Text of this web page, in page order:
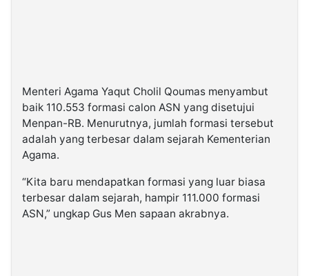
Menteri Agama Yaqut Cholil Qoumas menyambut
baik 110.553 formasi calon ASN yang disetujui
Menpan-RB. Menurutnya, jumlah formasi tersebut
adalah yang terbesar dalam sejarah Kementerian
Agama.
“Kita baru mendapatkan formasi yang luar biasa
terbesar dalam sejarah, hampir 111.000 formasi
ASN,” ungkap Gus Men sapaan akrabnya.